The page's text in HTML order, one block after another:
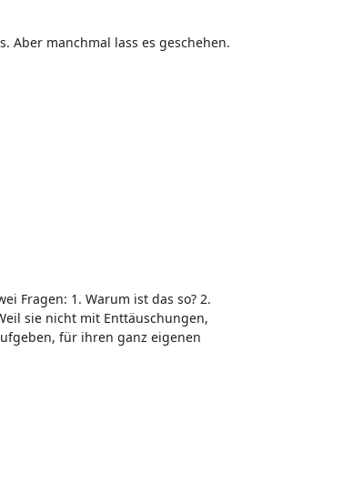
Aber manchmal lass es geschehen.
Fragen: 1. Warum ist das so? 2.
sie nicht mit Enttäuschungen,
für ihren ganz eigenen